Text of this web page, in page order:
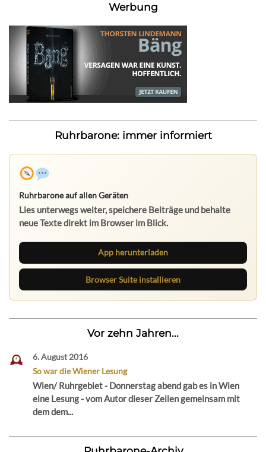
Werbung
Ruhrbarone: immer informiert
Ruhrbarone auf allen Geräten
Lies unterwegs weiter, speichere Beiträge und behalte
neue Texte direkt im Browser im Blick.
App herunterladen
Browser Suite installieren
Vor zehn Jahren...
6. August 2016
So war die Wiener Lesung
Wien/ Ruhrgebiet - Donnerstag abend gab es in Wien
eine Lesung - vom Autor dieser Zeilen gemeinsam mit
dem dem...